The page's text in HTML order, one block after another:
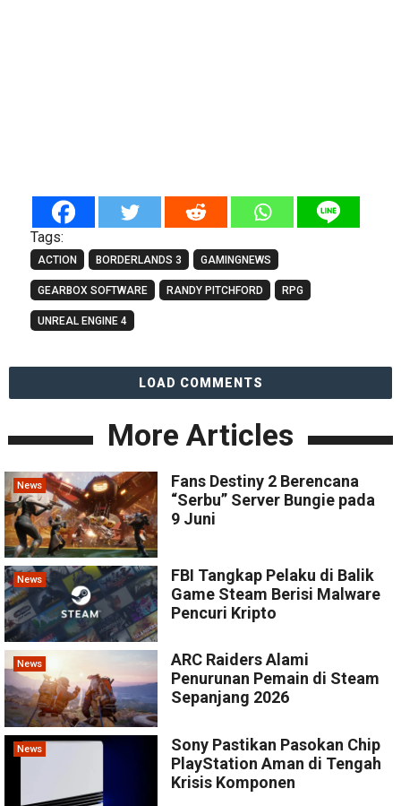
Tags:
ACTION BORDERLANDS 3 GAMINGNEWS
GEARBOX SOFTWARE RANDY PITCHFORD RPG
UNREAL ENGINE 4
LOAD COMMENTS
More Articles
News
Fans Destiny 2 Berencana
“Serbu” Server Bungie pada
9 Juni
News
FBI Tangkap Pelaku di Balik
Game Steam Berisi Malware
Pencuri Kripto
News
ARC Raiders Alami
Penurunan Pemain di Steam
Sepanjang 2026
News
Sony Pastikan Pasokan Chip
PlayStation Aman di Tengah
Krisis Komponen